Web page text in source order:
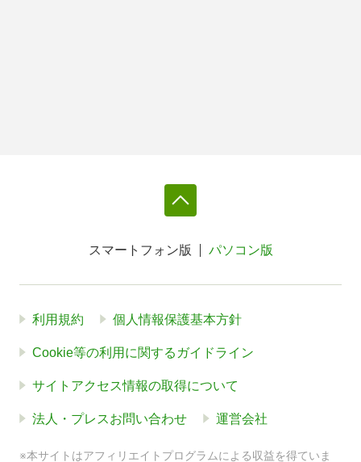
スマートフォン版 パソコン版
利用規約 個人情報保護基本方針
Cookie等の利用に関するガイドライン
サイトアクセス情報の取得について
法人・プレスお問い合わせ 運営会社
※本サイトはアフィリエイトプログラムによる収益を得ていま